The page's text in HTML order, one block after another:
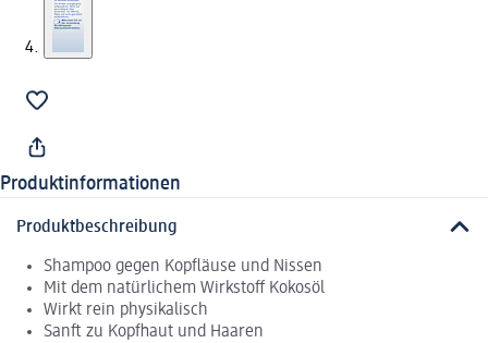
Produktinformationen
Produktbeschreibung
Shampoo gegen Kopfläuse und Nissen
Mit dem natürlichem Wirkstoff Kokosöl
Wirkt rein physikalisch
Sanft zu Kopfhaut und Haaren